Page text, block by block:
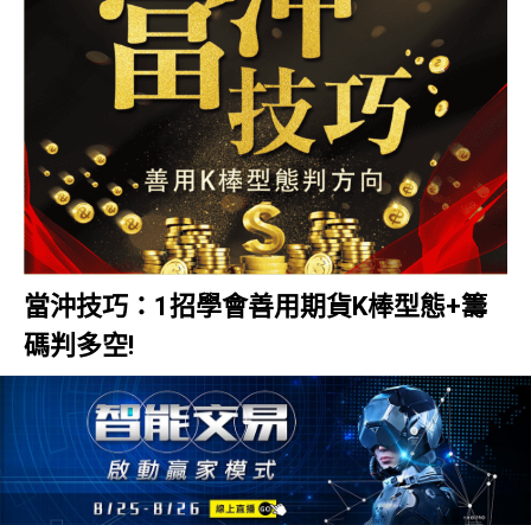
當沖技巧：1招學會善用期貨K棒型態+籌
碼判多空!
12143人 當沖技巧
https://www.youtube.com/watch?
v=pmij6mf4ZMs&t=2518s 今天要分享的是期貨當沖技
巧，讓你1招學會善用K棒型態+籌碼來判多空。之前幫
大家上過一堂”…